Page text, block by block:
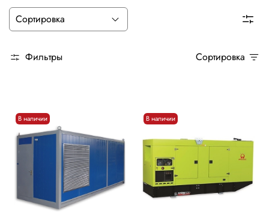
Фильтры Сортировка
В наличии В наличии